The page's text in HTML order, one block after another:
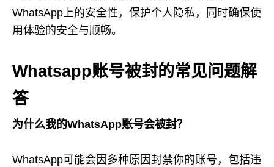
WhatsApp上的安全性，保护个人隐私，同时确保使
用体验的安全与顺畅。
Whatsapp账号被封的常见问题解
答
为什么我的WhatsApp账号会被封？
WhatsApp可能会因多种原因封禁你的账号，包括违